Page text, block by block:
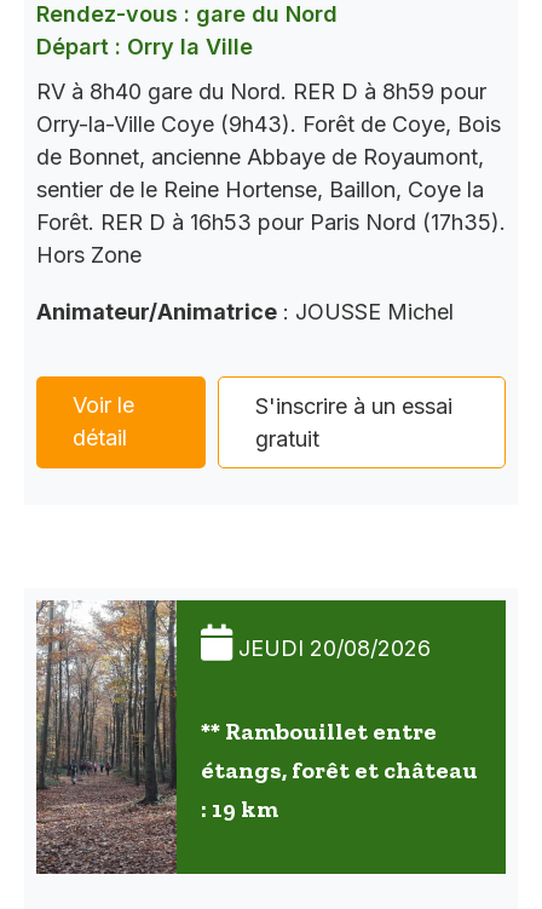
Rendez-vous : gare du Nord
Départ : Orry la Ville
RV à 8h40 gare du Nord. RER D à 8h59 pour
Orry-la-Ville Coye (9h43). Forêt de Coye, Bois
de Bonnet, ancienne Abbaye de Royaumont,
sentier de le Reine Hortense, Baillon, Coye la
Forêt. RER D à 16h53 pour Paris Nord (17h35).
Hors Zone
Animateur/Animatrice : JOUSSE Michel
Voir le
détail
S'inscrire à un essai
gratuit
JEUDI 20/08/2026
** Rambouillet entre
étangs, forêt et château
: 19 km